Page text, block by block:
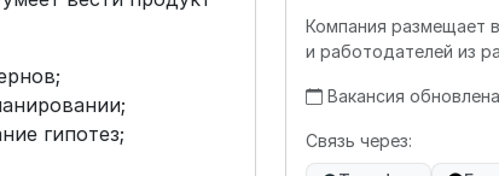
гипотез;
Компания размещает
и работодателей из
Вакансия
Связь через: